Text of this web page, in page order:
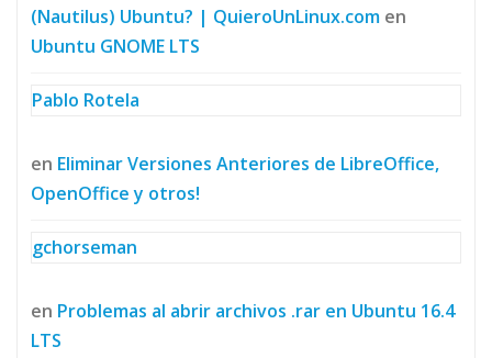
(Nautilus) Ubuntu? | QuieroUnLinux.com en
Ubuntu GNOME LTS
Pablo Rotela
en Eliminar Versiones Anteriores de LibreOffice,
OpenOffice y otros!
gchorseman
en Problemas al abrir archivos .rar en Ubuntu 16.4
LTS